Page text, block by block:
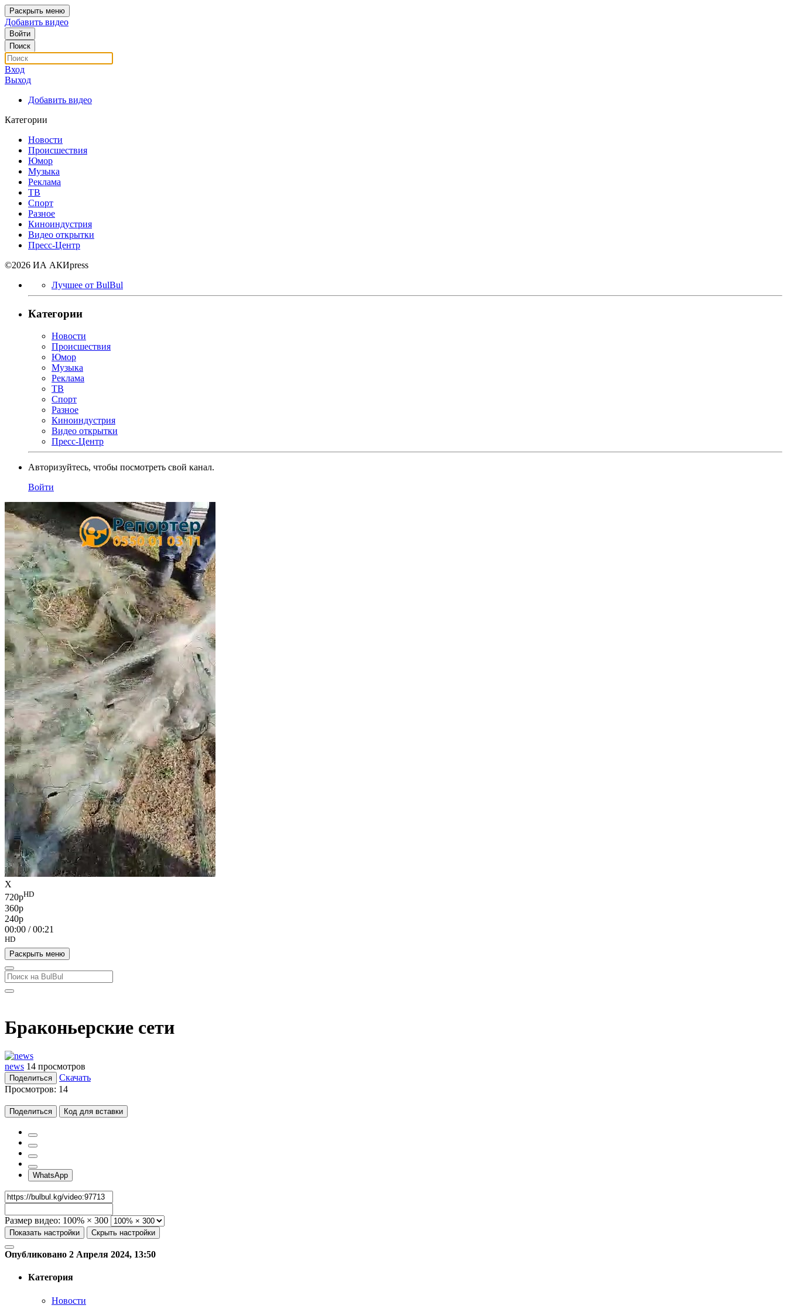
Раскрыть меню
Добавить видео
Войти
Поиск
Вход
Выход
Добавить видео
Категории
Новости
Происшествия
Юмор
Музыка
Реклама
ТВ
Спорт
Разное
Киноиндустрия
Видео открытки
Пресс-Центр
©2026 ИА АКИpress
Лучшее от BulBul
Категории
Новости
Происшествия
Юмор
Музыка
Реклама
ТВ
Спорт
Разное
Киноиндустрия
Видео открытки
Пресс-Центр
Авторизуйтесь, чтобы посмотреть свой канал.
Войти
X
720pHD
360p
240p
00:00 /00:21
HD
Раскрыть меню
Браконьерские сети
news 14 просмотров
Поделиться
Скачать
Просмотров: 14
Поделиться Код для вставки
WhatsApp
Размер видео: 100% × 300
Показать настройки Скрыть настройки
Опубликовано 2 Апреля 2024, 13:50
Категория
Новости